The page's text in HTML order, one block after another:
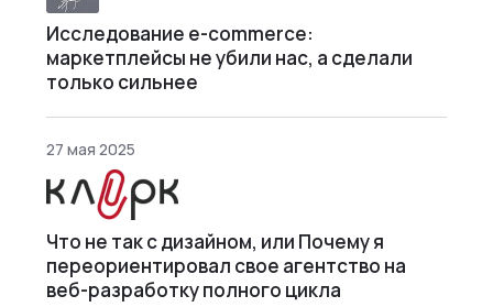
Исследование e-commerce:
маркетплейсы не убили нас, а сделали
только сильнее
27 мая 2025
Что не так с дизайном, или Почему я
переориентировал свое агентство на
веб-разработку полного цикла